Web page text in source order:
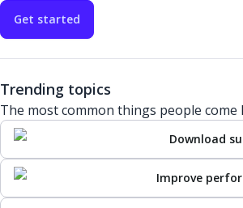
Get started
Trending topics
The most common things people come
Download
Improve